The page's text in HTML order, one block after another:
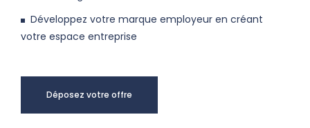
Développez votre marque employeur en créant
votre espace entreprise
Déposez votre offre